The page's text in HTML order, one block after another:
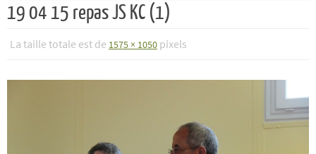
19 04 15 repas JS KC (1)
La taille totale est de 1575 × 1050 pixels